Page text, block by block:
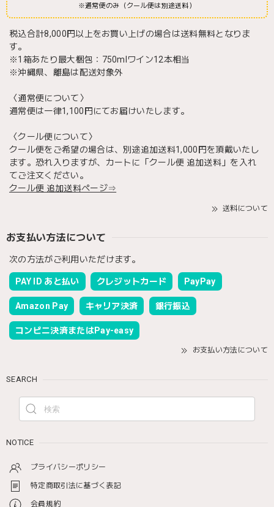
※通常便のみ（クール便は別途送料）
税込合計8,000円以上をお買い上げの場合は送料無料となりま
す。
※1箱あたり最大梱包：750mlワイン12本相当
※沖縄県、離島は配送対象外
〈通常便について〉
通常便は一律1,100円にてお届けいたします。
〈クール便について〉
クール便をご希望の場合は、別途追加送料1,000円を頂戴いたし
ます。恐れ入りますが、カートに「クール便 追加送料」を入れ
てご注文ください。
クール便 追加送料ページ⇒
送料について
お支払い方法について
次の方法がご利用いただけます。
PAY ID あと払い クレジットカード PayPay
Amazon Pay キャリア決済 銀行振込
コンビニ決済またはPay-easy
お支払い方法について
SEARCH
NOTICE
プライバシーポリシー
特定商取引法に基づく表記
会員規約